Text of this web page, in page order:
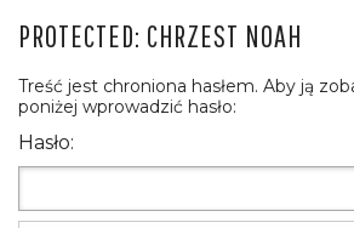
PROTECTED: CHRZEST NOAH
Treść jest chroniona hasłem. Aby ją
poniżej wprowadzić hasło:
Hasło: